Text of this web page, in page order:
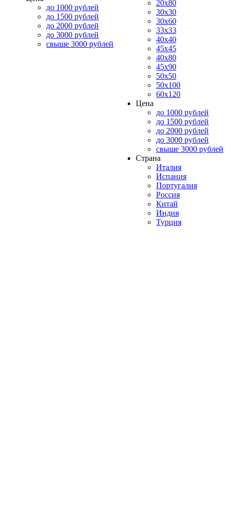
до 1000 рублей
до 1500 рублей
до 2000 рублей
до 3000 рублей
свыше 3000 рублей
20x80
30x30
30x60
33x33
40x40
45x45
40x80
45x90
50x50
50x100
60x120
Цена
до 1000 рублей
до 1500 рублей
до 2000 рублей
до 3000 рублей
свыше 3000 рублей
Страна
Италия
Испания
Португалия
Россия
Китай
Индия
Турция